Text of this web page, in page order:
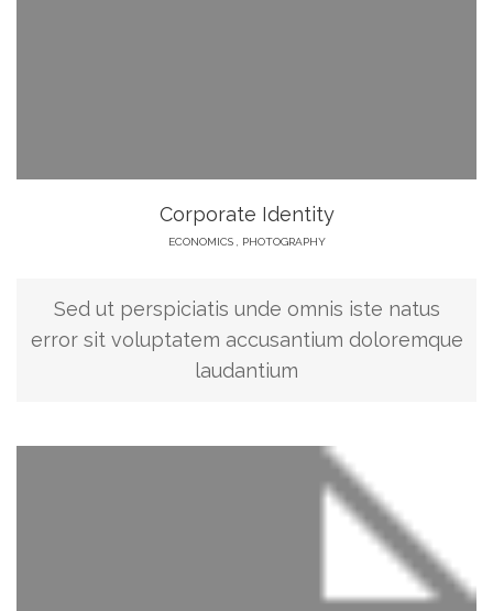
Corporate Identity
ECONOMICS, PHOTOGRAPHY
Sed ut perspiciatis unde omnis iste natus
error sit voluptatem accusantium doloremque
laudantium